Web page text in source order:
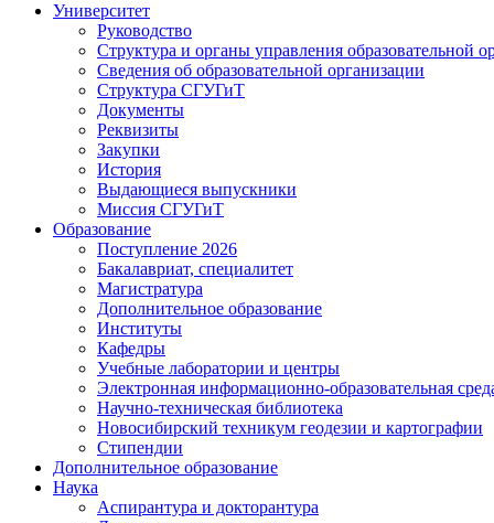
Университет
Руководство
Структура и органы управления образовательной
Сведения об образовательной организации
Структура СГУГиТ
Документы
Реквизиты
Закупки
История
Выдающиеся выпускники
Миссия СГУГиТ
Образование
Поступление 2026
Бакалавриат, специалитет
Магистратура
Дополнительное образование
Институты
Кафедры
Учебные лаборатории и центры
Электронная информационно-образовательная
Научно-техническая библиотека
Новосибирский техникум геодезии и картографии
Стипендии
Дополнительное образование
Наука
Аспирантура и докторантура